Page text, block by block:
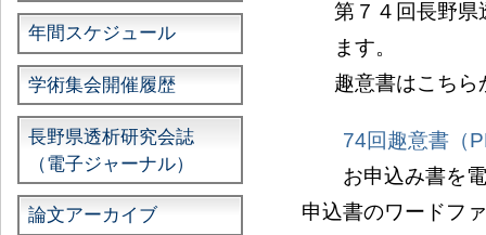
第７４回長野県
ます。
趣意書はこち
74回趣意書（
お申込み書を電
申込書のワードフ
年間スケジュール
学術集会開催履歴
長野県透析研究会誌
（電子ジャーナル）
論文アーカイブ